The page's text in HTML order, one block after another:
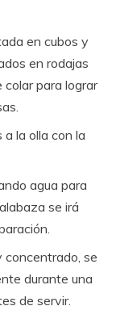
en cubos y
en rodajas
colar para lograr
la olla con la
agua para
se irá
concentrado, se
durante una
de servir.